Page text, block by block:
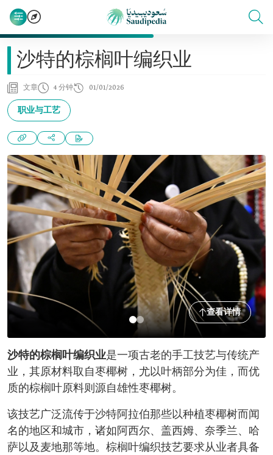
沙特的棕榈叶编织业
文章 4 分钟 01/01/2026
职业与工艺
查看详情
沙特的棕榈叶编织业是一项古老的手工技艺与传统产
业，其原材料取自枣椰树，尤以叶柄部分为佳，而优
质的棕榈叶原料则源自雄性枣椰树。
该技艺广泛流传于沙特阿拉伯那些以种植枣椰树而闻
名的地区和城市，诸如阿西尔、盖西姆、奈季兰、哈
萨以及麦地那等地。棕榈叶编织技艺要求从业者具备